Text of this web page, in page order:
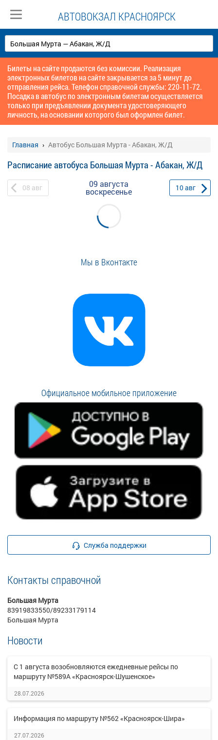
АВТОВОКЗАЛ КРАСНОЯРСК
Билеты на сайте продаются без комиссии. Реализация
электронных билетов на сайте закрывается за 5 минут до
отправления рейса. Телефон справочной службы: 220-11-72.
Посадка в автобус по электронным билетам осуществляется
только при предъявлении документа удостоверяющего
личность, на основании которого был оформлен билет.
Главная Автобус Большая Мурта - Абакан, Ж/Д
Расписание автобуса Большая Мурта - Абакан, Ж/Д
08 авг 09 августа
воскресенье 10авг
Мы в Вконтакте
Официальное мобильное приложение
Служба поддержки
Контакты справочной
Большая Мурта
83919833550/89233179114
Большая Мурта
Новости
С 1 августа возобновляются ежедневные рейсы по
маршруту №589А «Красноярск-Шушенское»
28.07.2026
Информация по маршруту №562 «Красноярск-Шира»
27.07.2026